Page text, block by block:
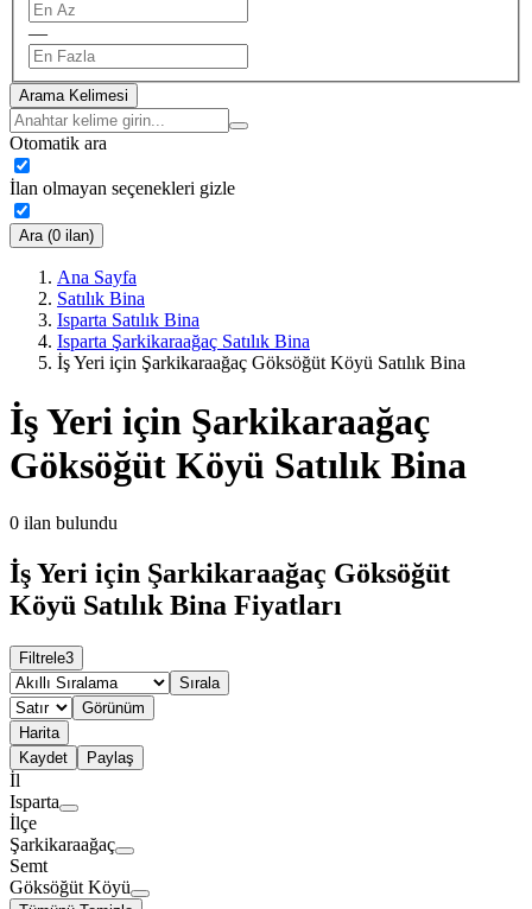
—
Arama Kelimesi
Otomatik ara
İlan olmayan seçenekleri gizle
Ara (0 ilan)
Ana Sayfa
Satılık Bina
Isparta Satılık Bina
Isparta Şarkikaraağaç Satılık Bina
İş Yeri için Şarkikaraağaç Göksöğüt Köyü Satılık Bina
İş Yeri için Şarkikaraağaç
Göksöğüt Köyü Satılık Bina
0 ilan bulundu
İş Yeri için Şarkikaraağaç Göksöğüt
Köyü Satılık Bina Fiyatları
Filtrele3
Sırala
Görünüm
Harita
Kaydet
Paylaş
İl
Isparta
İlçe
Şarkikaraağaç
Semt
Göksöğüt Köyü